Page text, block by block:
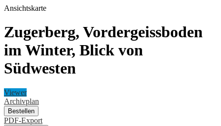
Ansichtskarte
Zugerberg, Vordergeissboden
im Winter, Blick von
Südwesten
Viewer
Archivplan
Bestellen
PDF-Export